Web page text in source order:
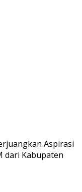
Aspirasi
dari Kabupaten